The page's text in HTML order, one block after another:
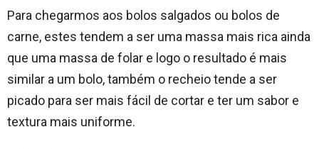
Para chegarmos aos bolos salgados ou bolos de
carne, estes tendem a ser uma massa mais rica ainda
que uma massa de folar e logo o resultado é mais
similar a um bolo, também o recheio tende a ser
picado para ser mais fácil de cortar e ter um sabor e
textura mais uniforme.